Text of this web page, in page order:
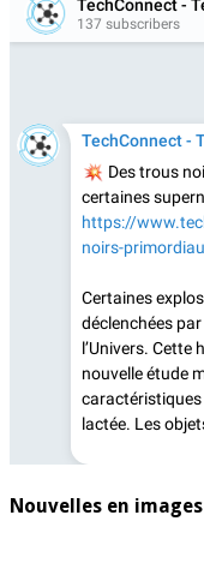
Nouvelles en images